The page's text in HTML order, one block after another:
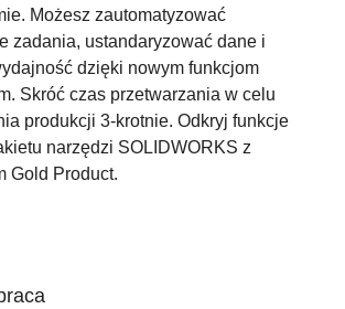
Możesz zautomatyzować
zadania, ustandaryzować dane i
dzięki nowym funkcjom
Skróć czas przetwarzania w celu
produkcji 3-krotnie. Odkryj funkcje
narzędzi SOLIDWORKS z
Gold Product.